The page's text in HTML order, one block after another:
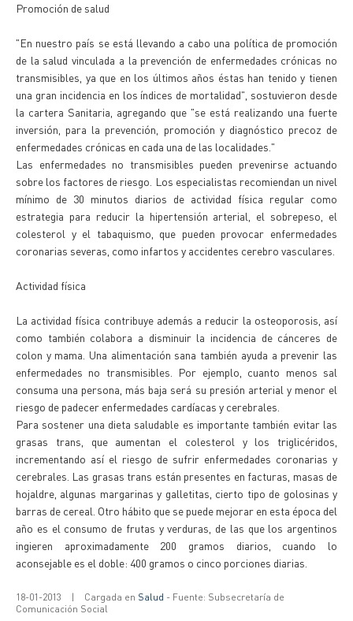
Promoción de salud
"En nuestro país se está llevando a cabo una política de promoción
de la salud vinculada a la prevención de enfermedades crónicas no
transmisibles, ya que en los últimos años éstas han tenido y tienen
una gran incidencia en los índices de mortalidad", sostuvieron desde
la cartera Sanitaria, agregando que "se está realizando una fuerte
inversión, para la prevención, promoción y diagnóstico precoz de
enfermedades crónicas en cada una de las localidades."
Las enfermedades no transmisibles pueden prevenirse actuando
sobre los factores de riesgo. Los especialistas recomiendan un nivel
mínimo de 30 minutos diarios de actividad física regular como
estrategia para reducir la hipertensión arterial, el sobrepeso, el
colesterol y el tabaquismo, que pueden provocar enfermedades
coronarias severas, como infartos y accidentes cerebro vasculares.
Actividad física
La actividad física contribuye además a reducir la osteoporosis, así
como también colabora a disminuir la incidencia de cánceres de
colon y mama. Una alimentación sana también ayuda a prevenir las
enfermedades no transmisibles. Por ejemplo, cuanto menos sal
consuma una persona, más baja será su presión arterial y menor el
riesgo de padecer enfermedades cardíacas y cerebrales.
Para sostener una dieta saludable es importante también evitar las
grasas trans, que aumentan el colesterol y los triglicéridos,
incrementando así el riesgo de sufrir enfermedades coronarias y
cerebrales. Las grasas trans están presentes en facturas, masas de
hojaldre, algunas margarinas y galletitas, cierto tipo de golosinas y
barras de cereal. Otro hábito que se puede mejorar en esta época del
año es el consumo de frutas y verduras, de las que los argentinos
ingieren aproximadamente 200 gramos diarios, cuando lo
aconsejable es el doble: 400 gramos o cinco porciones diarias.
18-01-2013 | Cargada en Salud - Fuente: Subsecretaría de
Comunicación Social